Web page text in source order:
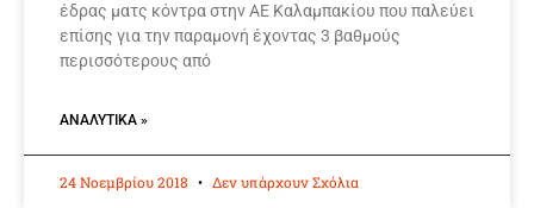
έδρας ματς κόντρα στην ΑΕ Καλαμπακίου που παλεύει
επίσης για την παραμονή έχοντας 3 βαθμούς
περισσότερους από
ΑΝΑΛΥΤΙΚΆ »
24 Νοεμβρίου 2018 Δεν υπάρχουν Σχόλια